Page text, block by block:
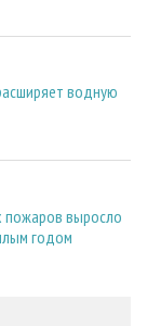
водную
пожаров выросло
годом